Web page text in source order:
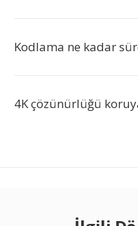
Kodlama ne kadar
4K çözünürlüğü